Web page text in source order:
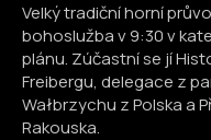
Velký tradiční horní
bohoslužba v 9:30 v
plánu. Zúčastní se jí
Freibergu, delegace z
Wałbrzychu z Polska a
Rakouska.